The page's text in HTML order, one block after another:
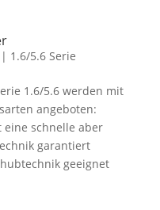
| 1.6/5.6 Serie
1.6/5.6 werden mit
angeboten:
eine schnelle aber
garantiert
geeignet